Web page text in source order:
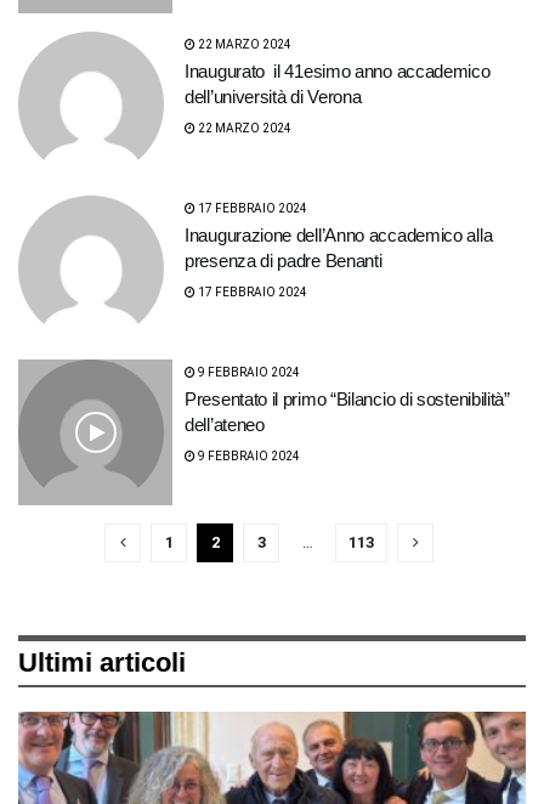
22 MARZO 2024
Inaugurato il 41esimo anno accademico
dell’università di Verona
22 MARZO 2024
17 FEBBRAIO 2024
Inaugurazione dell’Anno accademico alla
presenza di padre Benanti
17 FEBBRAIO 2024
9 FEBBRAIO 2024
Presentato il primo “Bilancio di sostenibilità”
dell’ateneo
9 FEBBRAIO 2024
1 2 3 … 113
Ultimi articoli